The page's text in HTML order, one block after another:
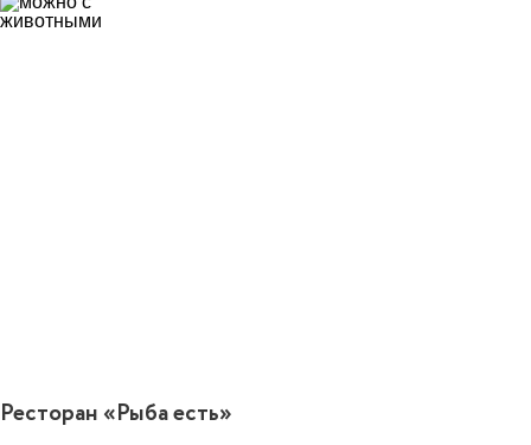
Ресторан «Рыба есть»